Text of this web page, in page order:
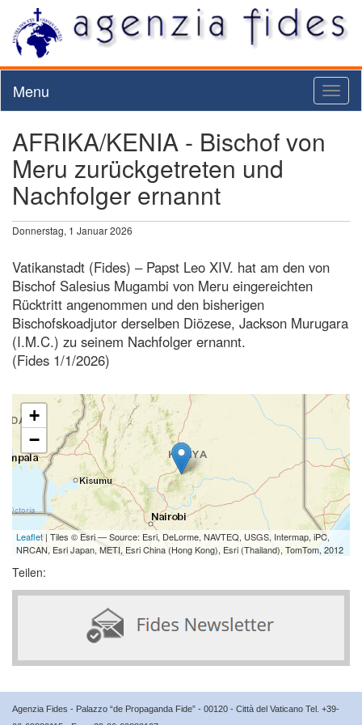
Menu
AFRIKA/KENIA - Bischof von
Meru zurückgetreten und
Nachfolger ernannt
Donnerstag, 1 Januar 2026
Vatikanstadt (Fides) – Papst Leo XIV. hat am den von
Bischof Salesius Mugambi von Meru eingereichten
Rücktritt angenommen und den bisherigen
Bischofskoadjutor derselben Diözese, Jackson Murugara
(I.M.C.) zu seinem Nachfolger ernannt.
(Fides 1/1/2026)
+
−
Leaflet| Tiles © Esri — Source: Esri, DeLorme, NAVTEQ, USGS, Intermap, iPC,
NRCAN, Esri Japan, METI, Esri China (Hong Kong), Esri (Thailand), TomTom, 2012
Teilen:
Agenzia Fides - Palazzo “de Propaganda Fide” - 00120 - Città del Vaticano Tel. +39-